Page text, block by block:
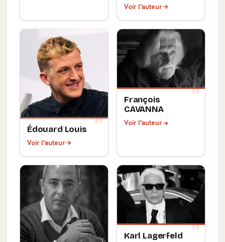
Voir l'auteur
Édouard Louis
Voir l'auteur
François
CAVANNA
Voir l'auteur
Karl Lagerfeld